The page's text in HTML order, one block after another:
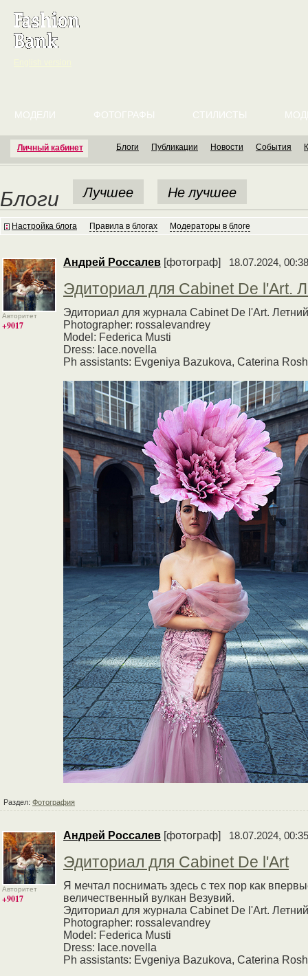
Личный кабинет
МОДЕЛИ ФОТОГРАФЫ СТИЛИСТЫ
Блоги Публикации Новости События
Блоги Лучшее Не лучшее
Настройка блога Правила в блогах Модераторы в блоге
Авторитет
+9017
Андрей Россалев [фотограф] 18.07.2024, 00:38
Эдиториал для Cabinet De l'Art.
Эдиториал для журнала Cabinet De l'Art.
Photographer: rossalevandrey
Model: Federica Musti
Dress: lace.novella
Ph assistants: Evgeniya Bazukova, Caterina
Раздел: Фотография
Авторитет
+9017
Андрей Россалев [фотограф] 18.07.2024, 00:35
Эдиториал для Cabinet De l'Art
Я мечтал поснимать здесь с тех пор как
величественный вулкан Везувий.
Эдиториал для журнала Cabinet De l'Art.
Photographer: rossalevandrey
Model: Federica Musti
Dress: lace.novella
Ph assistants: Evgeniya Bazukova, Caterina